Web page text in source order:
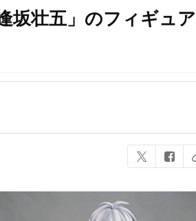
坂壮五」のフィギュア